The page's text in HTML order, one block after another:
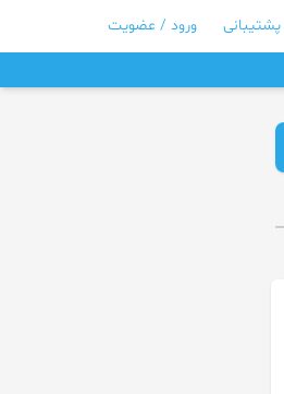
پشتیبانی ورود / عضویت